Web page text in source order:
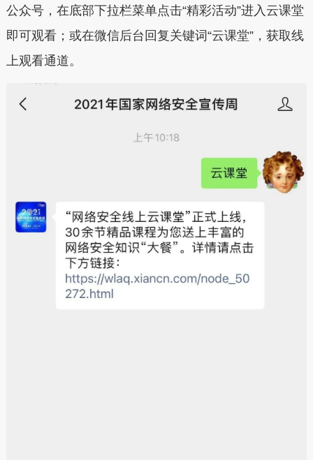
公众号，在底部下拉栏菜单点击“精彩活动”进入云课堂
即可观看；或在微信后台回复关键词“云课堂”，获取线
上观看通道。